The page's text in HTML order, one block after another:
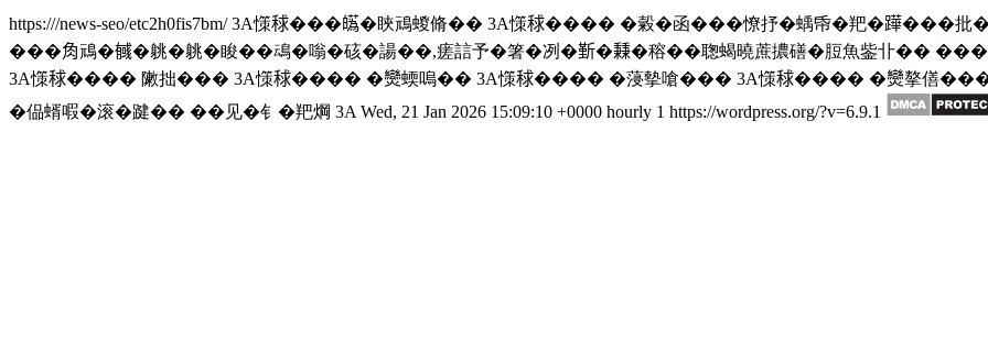
https:///news-seo/etc2h0fis7bm/3A憡𥟇���𤾸�䀹䲮蝬脩�� 3A憡𥟇���� �糓�函���憭抒�蝺帋�羓�𨅯���批
���𧢲䲮�𢒰�䠷�䠷�睃��䲰�嗡�硋�諹��,瘥誩予�箸�冽�𣂷�𥡝�穃��聦蝎曉蔗擃磰�脰魚鈭卝��
3A憡𥟇���� 敶拙��� 3A憡𥟇���� �𤓖蝡嗚�� 3A憡𥟇���� �蓡摰嗆��� 3A憡𥟇���� �𤓖摮僐
�偘蝑㗇�滚�踺�� ��见�钅�羓焵 3A Wed, 21 Jan 2026 15:09:10 +0000 hourly 1 https://wordpress.org/?v=6.9.1